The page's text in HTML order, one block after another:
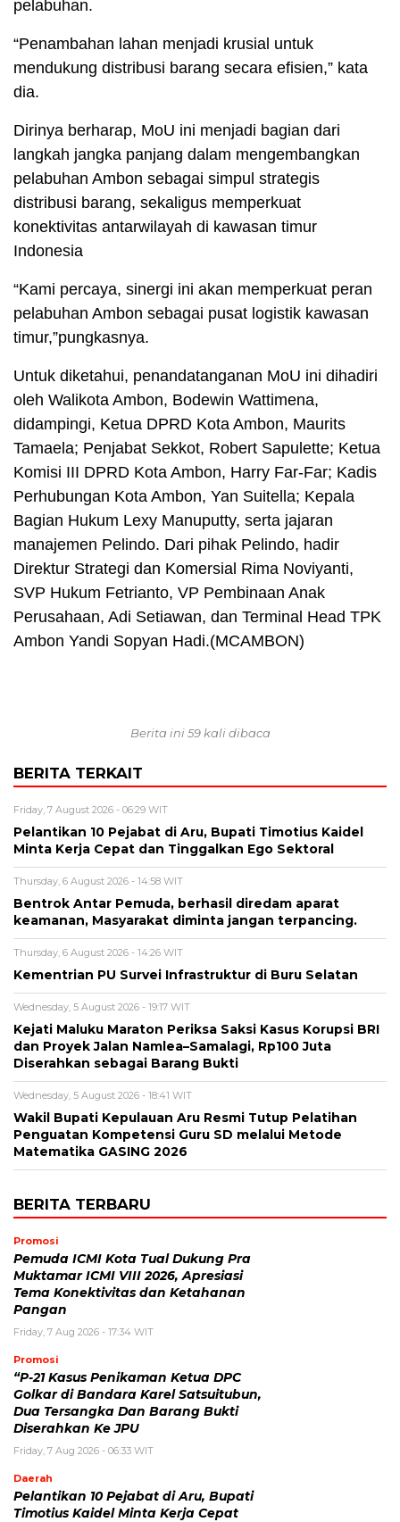
pelabuhan.
“Penambahan lahan menjadi krusial untuk
mendukung distribusi barang secara efisien,” kata
dia.
Dirinya berharap, MoU ini menjadi bagian dari
langkah jangka panjang dalam mengembangkan
pelabuhan Ambon sebagai simpul strategis
distribusi barang, sekaligus memperkuat
konektivitas antarwilayah di kawasan timur
Indonesia
“Kami percaya, sinergi ini akan memperkuat peran
pelabuhan Ambon sebagai pusat logistik kawasan
timur,”pungkasnya.
Untuk diketahui, penandatanganan MoU ini dihadiri
oleh Walikota Ambon, Bodewin Wattimena,
didampingi, Ketua DPRD Kota Ambon, Maurits
Tamaela; Penjabat Sekkot, Robert Sapulette; Ketua
Komisi III DPRD Kota Ambon, Harry Far-Far; Kadis
Perhubungan Kota Ambon, Yan Suitella; Kepala
Bagian Hukum Lexy Manuputty, serta jajaran
manajemen Pelindo. Dari pihak Pelindo, hadir
Direktur Strategi dan Komersial Rima Noviyanti,
SVP Hukum Fetrianto, VP Pembinaan Anak
Perusahaan, Adi Setiawan, dan Terminal Head TPK
Ambon Yandi Sopyan Hadi.(MCAMBON)
Berita ini 59 kali dibaca
BERITA TERKAIT
Friday, 7 August 2026 - 06:29 WIT
Pelantikan 10 Pejabat di Aru, Bupati Timotius Kaidel
Minta Kerja Cepat dan Tinggalkan Ego Sektoral
Thursday, 6 August 2026 - 14:58 WIT
Bentrok Antar Pemuda, berhasil diredam aparat
keamanan, Masyarakat diminta jangan terpancing.
Thursday, 6 August 2026 - 14:26 WIT
Kementrian PU Survei Infrastruktur di Buru Selatan
Wednesday, 5 August 2026 - 19:17 WIT
Kejati Maluku Maraton Periksa Saksi Kasus Korupsi BRI
dan Proyek Jalan Namlea–Samalagi, Rp100 Juta
Diserahkan sebagai Barang Bukti
Wednesday, 5 August 2026 - 18:41 WIT
Wakil Bupati Kepulauan Aru Resmi Tutup Pelatihan
Penguatan Kompetensi Guru SD melalui Metode
Matematika GASING 2026
BERITA TERBARU
Promosi
Pemuda ICMI Kota Tual Dukung Pra
Muktamar ICMI VIII 2026, Apresiasi
Tema Konektivitas dan Ketahanan
Pangan
Friday, 7 Aug 2026 - 17:34 WIT
Promosi
“P-21 Kasus Penikaman Ketua DPC
Golkar di Bandara Karel Satsuitubun,
Dua Tersangka Dan Barang Bukti
Diserahkan Ke JPU
Friday, 7 Aug 2026 - 06:33 WIT
Daerah
Pelantikan 10 Pejabat di Aru, Bupati
Timotius Kaidel Minta Kerja Cepat